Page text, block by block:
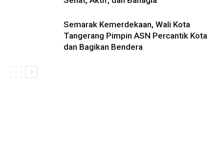
Semarak Kemerdekaan, Wali Kota
Tangerang Pimpin ASN Percantik Kota
dan Bagikan Bendera